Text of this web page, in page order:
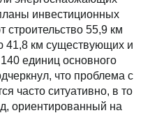
инвестиционных
строительство 55,9 км
41,8 км существующих и
единиц основного
что проблема с
часто ситуативно, в то
ориентированный на